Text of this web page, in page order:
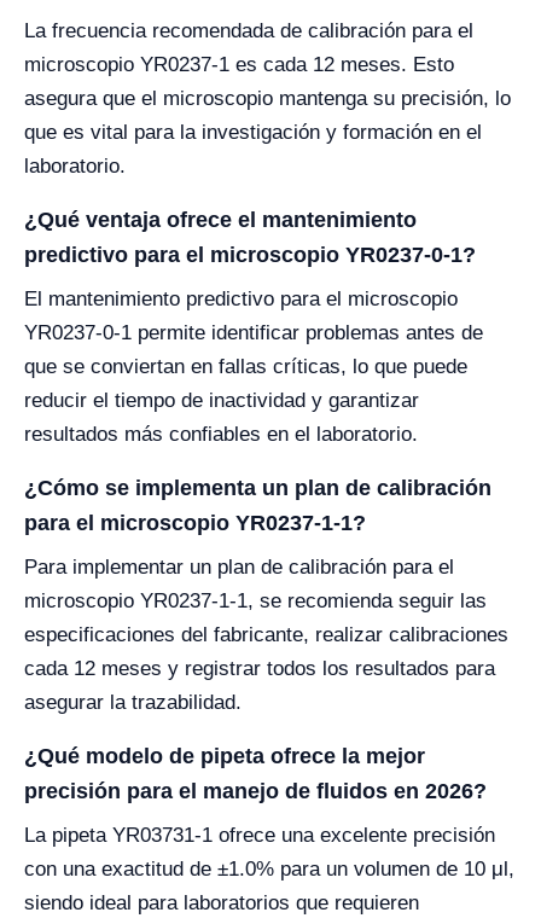
La frecuencia recomendada de calibración para el
microscopio YR0237-1 es cada 12 meses. Esto
asegura que el microscopio mantenga su precisión, lo
que es vital para la investigación y formación en el
laboratorio.
¿Qué ventaja ofrece el mantenimiento
predictivo para el microscopio YR0237-0-1?
El mantenimiento predictivo para el microscopio
YR0237-0-1 permite identificar problemas antes de
que se conviertan en fallas críticas, lo que puede
reducir el tiempo de inactividad y garantizar
resultados más confiables en el laboratorio.
¿Cómo se implementa un plan de calibración
para el microscopio YR0237-1-1?
Para implementar un plan de calibración para el
microscopio YR0237-1-1, se recomienda seguir las
especificaciones del fabricante, realizar calibraciones
cada 12 meses y registrar todos los resultados para
asegurar la trazabilidad.
¿Qué modelo de pipeta ofrece la mejor
precisión para el manejo de fluidos en 2026?
La pipeta YR03731-1 ofrece una excelente precisión
con una exactitud de ±1.0% para un volumen de 10 μl,
siendo ideal para laboratorios que requieren